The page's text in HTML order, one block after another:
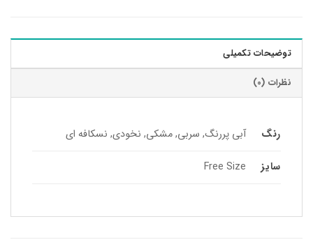
توضیحات تکمیلی
نظرات (0)
رنگ آبی پررنگ, سربی, مشکی, نخودی, نسکافه ای
سایز Free Size